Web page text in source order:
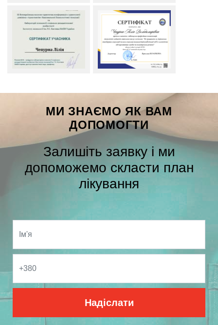
МИ ЗНАЄМО ЯК ВАМ
ДОПОМОГТИ
Залишіть заявку і ми
допоможемо скласти план
лікування